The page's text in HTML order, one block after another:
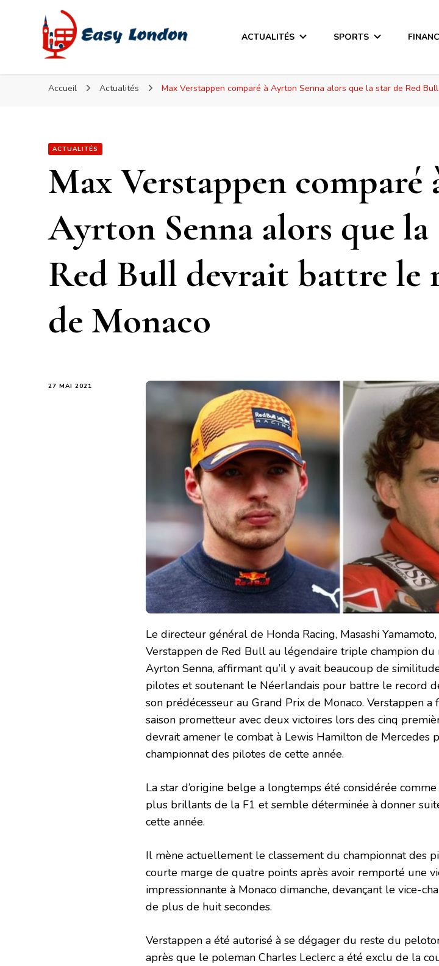
Easy London
Easy London
ACTUALITÉS SPORTS
Accueil Actualités Max Verstappen comparé à Ayrton Senna alors que la star de Red
ACTUALITÉS
Max Verstappen comparé
Ayrton Senna alors que la
Red Bull devrait battre le
de Monaco
27 MAI 2021
Le directeur général de Honda Racing, Masashi
Verstappen de Red Bull au légendaire triple champion du
Ayrton Senna, affirmant qu’il y avait beaucoup de
pilotes et soutenant le Néerlandais pour battre le record
son prédécesseur au Grand Prix de Monaco. Verstappen
saison prometteur avec deux victoires lors des cinq
devrait amener le combat à Lewis Hamilton de Mercedes
championnat des pilotes de cette année.
La star d’origine belge a longtemps été considérée
plus brillants de la F1 et semble déterminée à donner
cette année.
Il mène actuellement le classement du championnat des
courte marge de quatre points après avoir remporté une
impressionnante à Monaco dimanche, devançant le vice-
de plus de huit secondes.
Verstappen a été autorisé à se dégager du reste du
après que le poleman Charles Leclerc a été exclu de la